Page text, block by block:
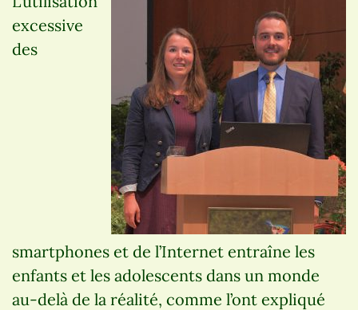
excessive
des
smartphones et de l’Internet entraîne les
enfants et les adolescents dans un monde
au-delà de la réalité, comme l’ont expliqué